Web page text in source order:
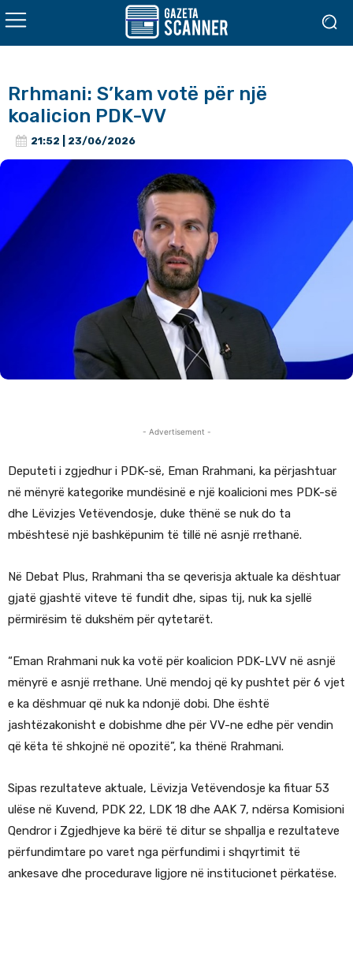
Rrhmani: S’kam votë për një
koalicion PDK-VV
21:52 | 23/06/2026
- Advertisement -
Deputeti i zgjedhur i PDK-së, Eman Rrahmani, ka përjashtuar
në mënyrë kategorike mundësinë e një koalicioni mes PDK-së
dhe Lëvizjes Vetëvendosje, duke thënë se nuk do ta
mbështesë një bashkëpunim të tillë në asnjë rrethanë.
Në Debat Plus, Rrahmani tha se qeverisja aktuale ka dështuar
gjatë gjashtë viteve të fundit dhe, sipas tij, nuk ka sjellë
përmirësim të dukshëm për qytetarët.
“Eman Rrahmani nuk ka votë për koalicion PDK-LVV në asnjë
mënyrë e asnjë rrethane. Unë mendoj që ky pushtet për 6 vjet
e ka dëshmuar që nuk ka ndonjë dobi. Dhe është
jashtëzakonisht e dobishme dhe për VV-ne edhe për vendin
që këta të shkojnë në opozitë”, ka thënë Rrahmani.
Sipas rezultateve aktuale, Lëvizja Vetëvendosje ka fituar 53
ulëse në Kuvend, PDK 22, LDK 18 dhe AAK 7, ndërsa Komisioni
Qendror i Zgjedhjeve ka bërë të ditur se shpallja e rezultateve
përfundimtare po varet nga përfundimi i shqyrtimit të
ankesave dhe procedurave ligjore në institucionet përkatëse.